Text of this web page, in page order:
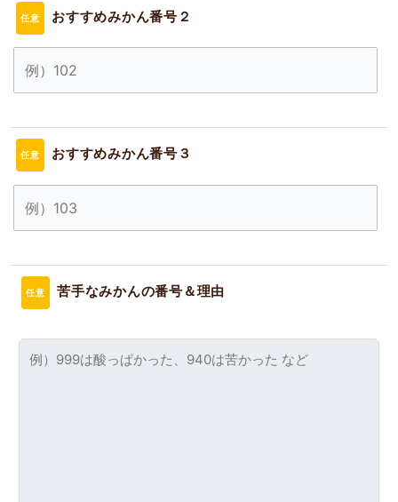
任意 おすすめみかん番号２
任意 おすすめみかん番号３
任意 苦手なみかんの番号＆理由